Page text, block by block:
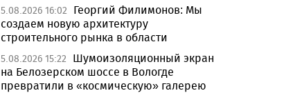
5.08.2026 16:02
Георгий Филимонов: Мы
создаем новую архитектуру
строительного рынка в области
5.08.2026 15:22
Шумоизоляционный экран
на Белозерском шоссе в Вологде
превратили в «космическую» галерею